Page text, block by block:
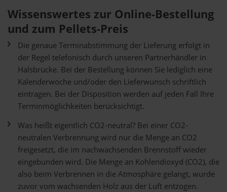
Wissenswertes zur Online-Bestellung
und zum Pellets-Preis
Die genaue Terminabstimmung der Lieferung erfolgt in
der Regel telefonisch durch unseren Partnerhändler in
Halsbrücke. Bei der Bestellung können Sie lediglich eine
Kalenderwoche und/oder den Lieferwunsch schriftlich
eintragen. Bei der Disposition werden auf jeden Fall Ihre
Terminmöglichkeiten berücksichtigt.
Was heißt eigentlich CO2-neutral? Bei einer CO2-
neutralen Verbrennung wird nur die Menge an CO2
freigesetzt, die im nachwachsenden Brennstoff wieder
eingebunden wird. Die Menge an Kohlendioxyd (CO2), die
also beim Verbrennen in die Atmosphäre gelangt, wurde
zuvor vom wachsenden Holz aus der Luft entzogen.